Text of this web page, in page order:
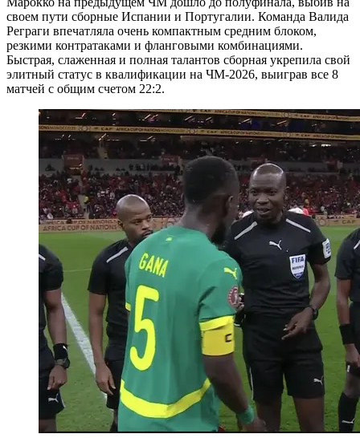
своем пути сборные Испании и Португалии. Команда Валида
Реграги впечатляла очень компактным средним блоком,
резкими контратаками и фланговыми комбинациями.
Быстрая, слаженная и полная талантов сборная укрепила свой
элитный статус в квалификации на ЧМ-2026, выиграв все 8
матчей с общим счетом 22:2.